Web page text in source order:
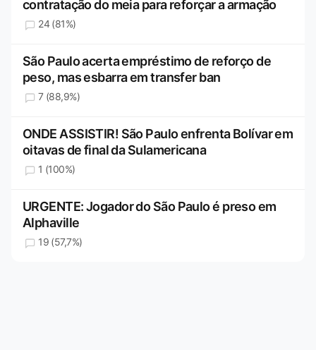
contratação do meia para reforçar a armação
24 (81%)
São Paulo acerta empréstimo de reforço de
peso, mas esbarra em transfer ban
7 (88,9%)
ONDE ASSISTIR! São Paulo enfrenta Bolívar em
oitavas de final da Sulamericana
1 (100%)
URGENTE: Jogador do São Paulo é preso em
Alphaville
19 (57,7%)